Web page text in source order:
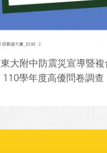
東大附中防震災宣導暨
110學年度高優問卷調查